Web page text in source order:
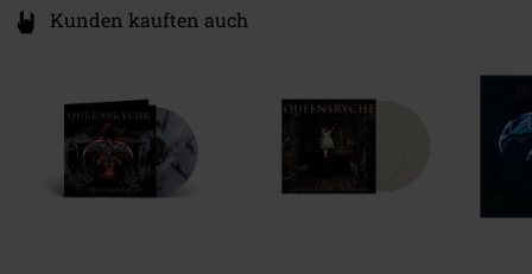
10.
Fallout
Kunden kauften auch